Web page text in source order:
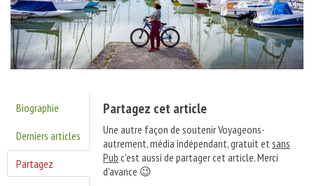
Biographie
Derniers articles
Partagez
Partagez cet article
Une autre façon de soutenir Voyageons-
autrement, média indépendant, gratuit etsans
Pub c'est aussi de partager cet article. Merci
d'avance 😉